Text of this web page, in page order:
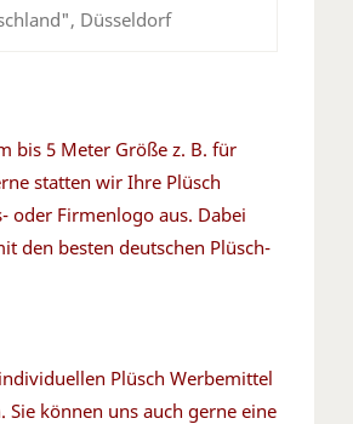
Düsseldorf
bis 5 Meter Größe z. B. für
statten wir Ihre Plüsch
oder Firmenlogo aus. Dabei
den besten deutschen Plüsch-
Plüsch Werbemittel
können uns auch gerne eine